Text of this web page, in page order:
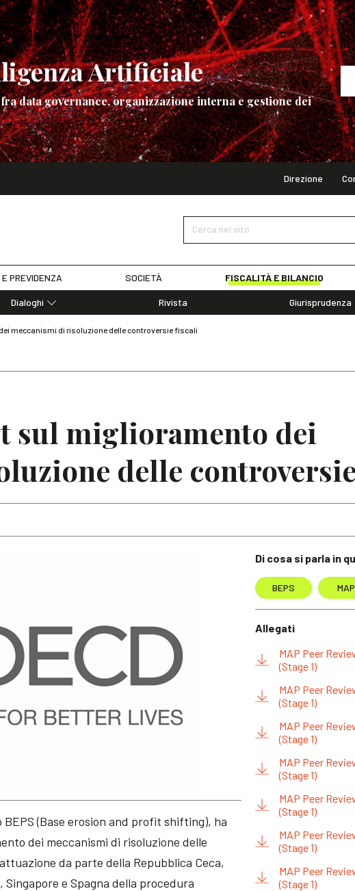
Artificiale
data governance, organizzazione interna e gestione dei
Direzione
Cerca nel sito
PREVIDENZA SOCIETÀ FISCALITÀ E BILANCIO
Dialoghi
Rivista Giurisprudenza
meccanismi di risoluzione delle controversie fiscali
sul miglioramento dei
delle
BEPS (Base erosion and profit shifting), ha
dei meccanismi di risoluzione delle
da parte della Repubblica Ceca,
e Spagna della procedura
Di cosa si parla in
BEPS MAP
Allegati
MAP Peer
(Stage 1)
MAP Peer
(Stage 1)
MAP Peer
(Stage 1)
MAP Peer
(Stage 1)
MAP Peer
(Stage 1)
MAP Peer
(Stage 1)
MAP Peer
(Stage 1)